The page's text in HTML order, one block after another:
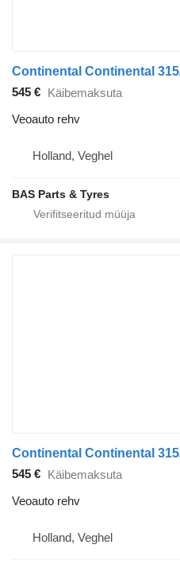
Continental Continental
545 € Käibemaksuta
Veoauto rehv
Holland, Veghel
BAS Parts & Tyres
545 € Käibemaksuta
Veoauto rehv
Holland, Veghel